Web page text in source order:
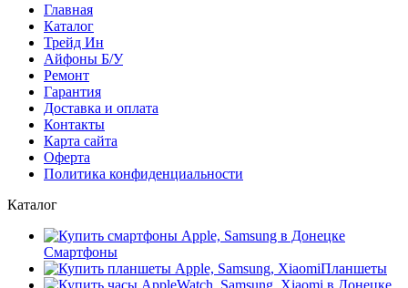
Главная
Каталог
Трейд Ин
Айфоны Б/У
Ремонт
Гарантия
Доставка и оплата
Контакты
Карта сайта
Оферта
Политика конфиденциальности
Каталог
Смартфоны
Планшеты